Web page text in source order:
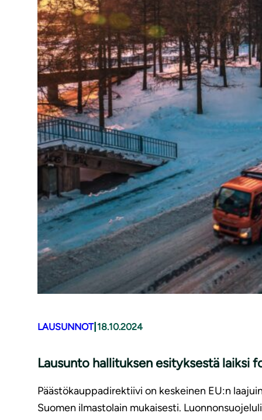
LAUSUNNOT| 18.10.2024
Lausunto hallituksen esityksestä laiksi
Päästökauppadirektiivi on keskeinen EU:n
Suomen ilmastolain mukaisesti.